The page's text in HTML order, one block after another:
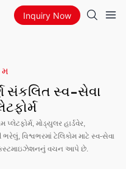
Inquiry Now
સંકલિત સ્વ-સેવા
મોડ્યુલર હાર્ડવેર,
વિશ્વભરમાં ટેલિકોમ માટે સ્વ-સેવા
વચન આપે છે.